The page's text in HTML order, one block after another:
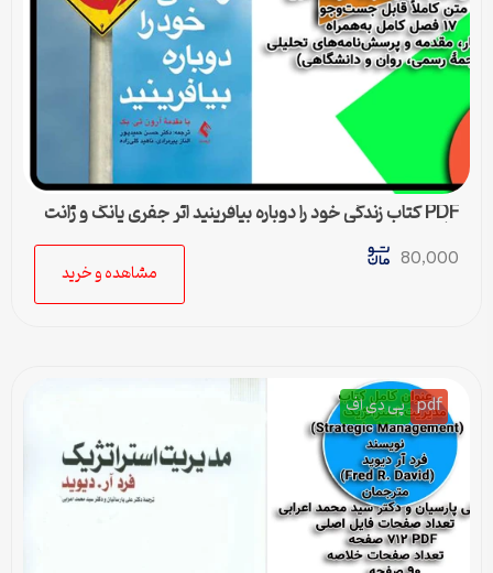
PDF کتاب زندگی خود را دوباره بیافرینید اثر جفری یانگ و ژانت
کلوسکو
80,000
مشاهده و خرید
pdf پی دی اف